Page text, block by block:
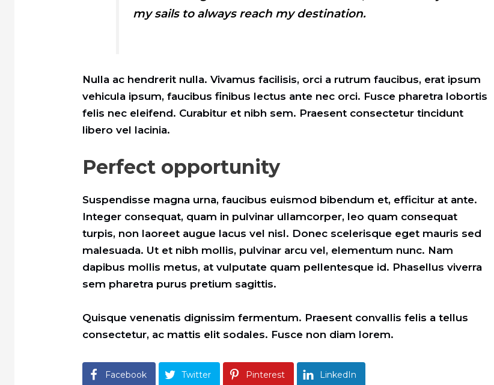
my sails to always reach my destination.
Nulla ac hendrerit nulla. Vivamus facilisis, orci a rutrum faucibus, erat ipsum
vehicula ipsum, faucibus finibus lectus ante nec orci. Fusce pharetra lobortis
felis nec eleifend. Curabitur et nibh sem. Praesent consectetur tincidunt
libero vel lacinia.
Perfect opportunity
Suspendisse magna urna, faucibus euismod bibendum et, efficitur at ante.
Integer consequat, quam in pulvinar ullamcorper, leo quam consequat
turpis, non laoreet augue lacus vel nisl. Donec scelerisque eget mauris sed
malesuada. Ut et nibh mollis, pulvinar arcu vel, elementum nunc. Nam
dapibus mollis metus, at vulputate quam pellentesque id. Phasellus viverra
sem pharetra purus pretium sagittis.
Quisque venenatis dignissim fermentum. Praesent convallis felis a tellus
consectetur, ac mattis elit sodales. Fusce non diam lorem.
Facebook Twitter Pinterest LinkedIn